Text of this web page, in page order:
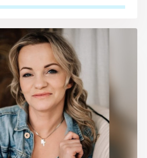
leku to 1462 zł na
- co sprawia, że kwota robi
na co dzień dokucza mi ból
- skutek uboczny chemioterapii -
funkcjonowanie. Proszę o